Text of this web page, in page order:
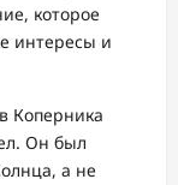
которое
интересы и
Коперника
Он был
а не